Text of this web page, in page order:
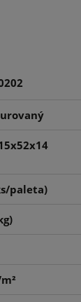
paleta)